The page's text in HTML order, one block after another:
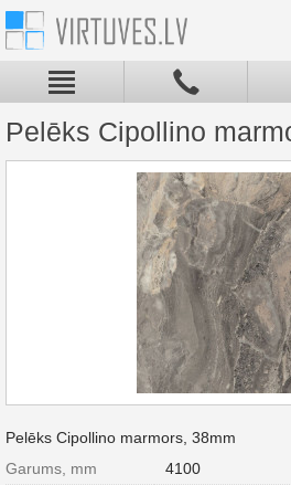
Pelēks Cipollino
Pelēks Cipollino marmors, 38mm
Garums, mm
4100